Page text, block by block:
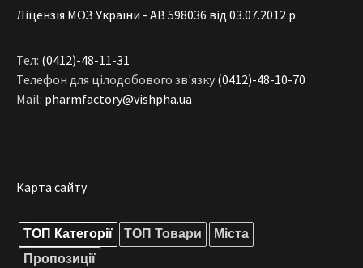
Ліцензія МОЗ України - АВ 598036 від 03.07.2012 р
Тел: (0412)-48-11-31
Телефон для цілодобового зв'язку (0412)-48-10-70
Mail: pharmfactory@vishpha.ua
Карта сайту
ТОП Категорії ТОП Товари
Міста
Пропозиції